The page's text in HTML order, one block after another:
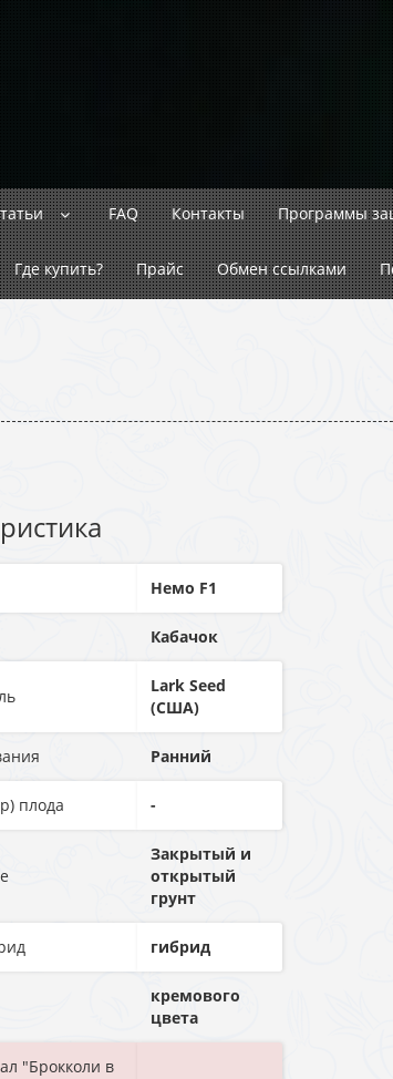
FAQ Контакты Программы
Где купить? Прайс Обмен ссылками
Немо F1
Кабачок
Lark Seed
(США)
Ранний
плода -
Закрытый и
открытый
грунт
гибрид
кремового
цвета
"Брокколи в